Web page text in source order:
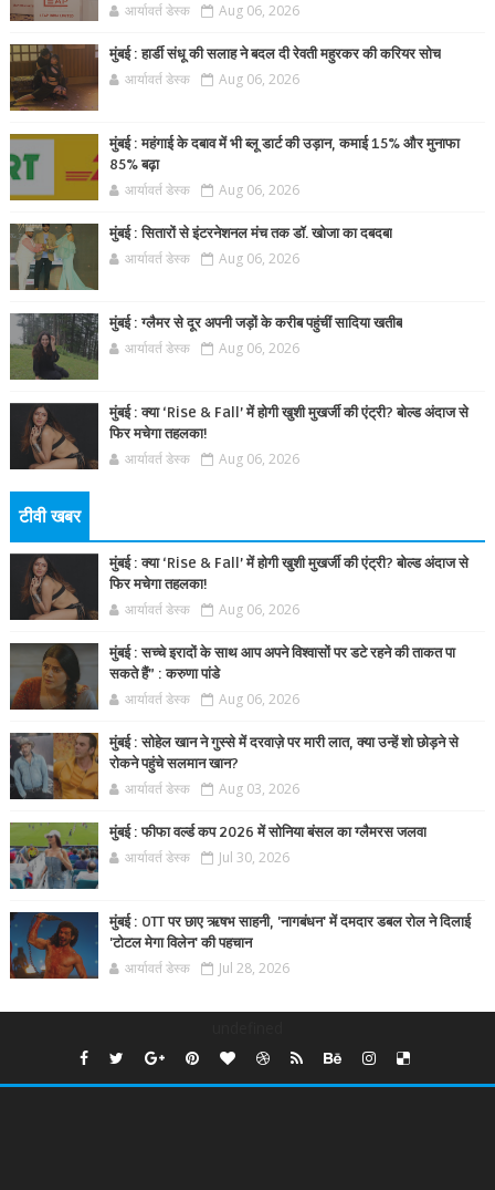
आर्यावर्त डेस्क Aug 06, 2026
मुंबई : हार्डी संधू की सलाह ने बदल दी रेवती महुरकर की करियर सोच
आर्यावर्त डेस्क Aug 06, 2026
मुंबई : महंगाई के दबाव में भी ब्लू डार्ट की उड़ान, कमाई 15% और मुनाफा
85% बढ़ा
आर्यावर्त डेस्क Aug 06, 2026
मुंबई : सितारों से इंटरनेशनल मंच तक डॉ. खोजा का दबदबा
आर्यावर्त डेस्क Aug 06, 2026
मुंबई : ग्लैमर से दूर अपनी जड़ों के करीब पहुंचीं सादिया खतीब
आर्यावर्त डेस्क Aug 06, 2026
मुंबई : क्या ‘Rise & Fall’ में होगी खुशी मुखर्जी की एंट्री? बोल्ड अंदाज से
फिर मचेगा तहलका!
आर्यावर्त डेस्क Aug 06, 2026
टीवी खबर
मुंबई : क्या ‘Rise & Fall’ में होगी खुशी मुखर्जी की एंट्री? बोल्ड अंदाज से
फिर मचेगा तहलका!
आर्यावर्त डेस्क Aug 06, 2026
मुंबई : सच्चे इरादों के साथ आप अपने विश्वासों पर डटे रहने की ताकत पा
सकते हैं” : करुणा पांडे
आर्यावर्त डेस्क Aug 06, 2026
मुंबई : सोहेल खान ने गुस्से में दरवाज़े पर मारी लात, क्या उन्हें शो छोड़ने से
रोकने पहुंचे सलमान खान?
आर्यावर्त डेस्क Aug 03, 2026
मुंबई : फीफा वर्ल्ड कप 2026 में सोनिया बंसल का ग्लैमरस जलवा
आर्यावर्त डेस्क Jul 30, 2026
मुंबई : OTT पर छाए ऋषभ साहनी, 'नागबंधन' में दमदार डबल रोल ने दिलाई
'टोटल मेगा विलेन' की पहचान
आर्यावर्त डेस्क Jul 28, 2026